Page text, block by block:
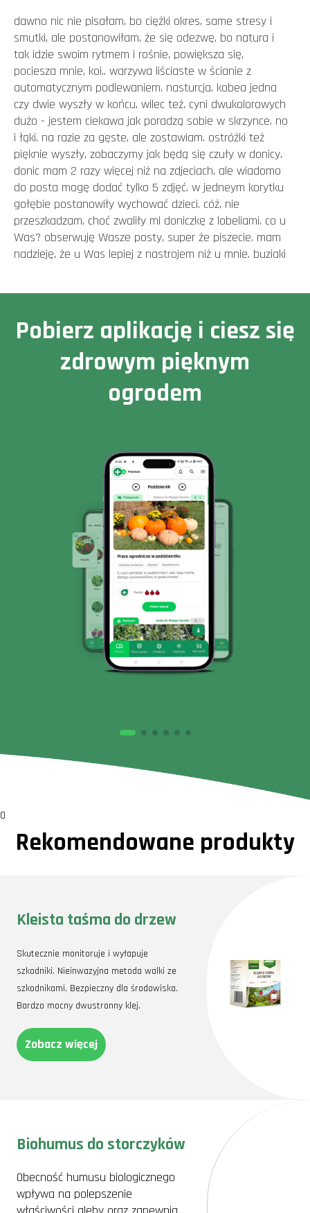
dawno nic nie pisałam, bo ciężki okres, same stresy i
smutki, ale postanowiłam, że się odezwę, bo natura i
tak idzie swoim rytmem i rośnie, powiększa się,
pociesza mnie, koi.. warzywa liściaste w ścianie z
automatycznym podlewaniem. nasturcja, kobea jedna
czy dwie wyszły w końcu, wilec też, cyni dwukolorowych
dużo - jestem ciekawa jak poradzą sobie w skrzynce. no
i łąki, na razie za gęste, ale zostawiam. ostróżki też
pięknie wyszły, zobaczymy jak będą się czuły w donicy.
donic mam 2 razy więcej niż na zdjeciach, ale wiadomo
do posta mogę dodać tylko 5 zdjęć. w jedneym korytku
gołębie postanowiły wychować dzieci. cóż, nie
przeszkadzam, choć zwaliły mi doniczkę z lobeliami. co u
Was? obserwuję Wasze posty, super że piszecie. mam
nadzieję, że u Was lepiej z nastrojem niż u mnie. buziaki
Pobierz aplikację i ciesz się
zdrowym pięknym
ogrodem
0
Rekomendowane produkty
Kleista taśma do drzew
Skutecznie monitoruje i wyłapuje
szkodniki. Nieinwazyjna metoda walki ze
szkodnikami. Bezpieczny dla środowiska.
Bardzo mocny dwustronny klej.
Zobacz więcej
Biohumus do storczyków
Obecność humusu biologicznego
wpływa na polepszenie